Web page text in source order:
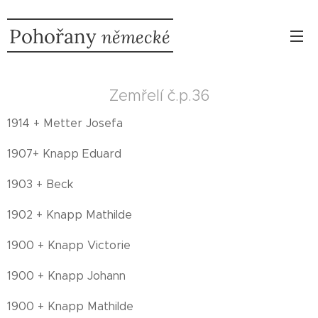
Pohořany německé
Zemřelí č.p.36
1914 + Metter Josefa
1907+ Knapp Eduard
1903 + Beck
1902 + Knapp Mathilde
1900 + Knapp Victorie
1900 + Knapp Johann
1900 + Knapp Mathilde